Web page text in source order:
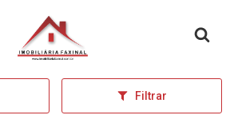
Página inicial
Filtrar